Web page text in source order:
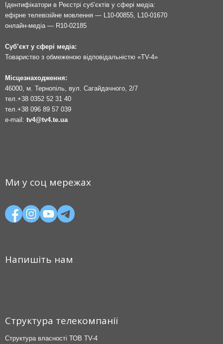
Ідентифікатори в Реєстрі суб’єктів у сфері медіа:
ефірне телевізійне мовлення — L10-00855, L10-01670
онлайн-медіа — R10-02185
Суб’єкт у сфері медіа:
Товариство з обмеженою відповідальністю «TV-4»
Місцезнаходження:
46000, м. Тернопіль, вул. Сагайдачного, 2/7
тел. +38 0352 52 31 40
тел. +38 096 89 57 039
e-mail: tv4@tv4.te.ua
Ми у соц мережах
Напишіть нам
Структура телекомпанії
Структура власності ТОВ TV-4